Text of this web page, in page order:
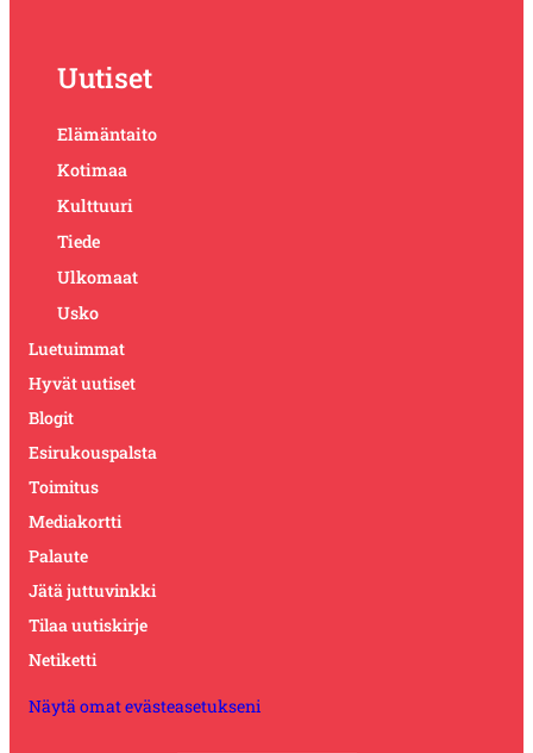
Uutiset
Elämäntaito
Kotimaa
Kulttuuri
Tiede
Ulkomaat
Usko
Luetuimmat
Hyvät uutiset
Blogit
Esirukouspalsta
Toimitus
Mediakortti
Palaute
Jätä juttuvinkki
Tilaa uutiskirje
Netiketti
Näytä omat evästeasetukseni